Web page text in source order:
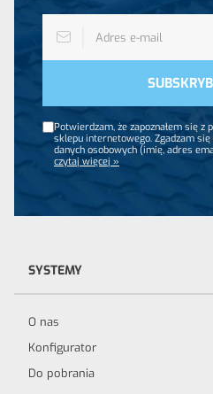
SYSTEMY
O nas
Konfigurator
Do pobrania
Potwierdzam, że zapoznałem się z
sklepu internetowego. Zgadzam
danych osobowych (imię, adres
czytaj więcej »